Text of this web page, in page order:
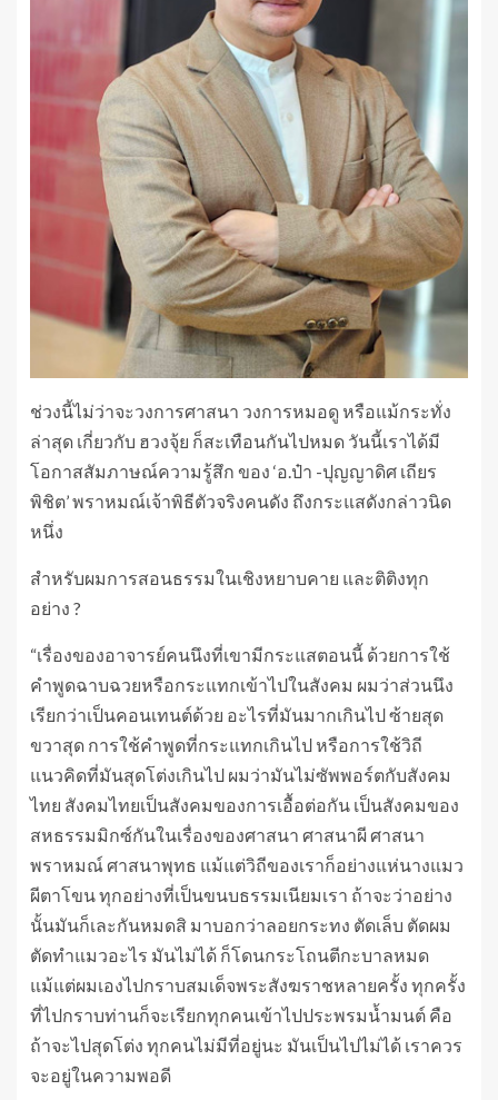
ช่วงนี้ไม่ว่าจะวงการศาสนา วงการหมอดู หรือแม้กระทั่ง
ล่าสุด เกี่ยวกับ ฮวงจุ้ย ก็สะเทือนกันไปหมด วันนี้เราได้มี
โอกาสสัมภาษณ์ความรู้สึก ของ ‘อ.ป๋า -ปุญญาดิศ เถียร
พิชิต’ พราหมณ์เจ้าพิธีตัวจริงคนดัง ถึงกระแสดังกล่าวนิด
หนึ่ง
สำหรับผมการสอนธรรมในเชิงหยาบคาย และติติงทุก
อย่าง ?
“เรื่องของอาจารย์คนนึงที่เขามีกระแสตอนนี้ ด้วยการใช้
คำพูดฉาบฉวยหรือกระแทกเข้าไปในสังคม ผมว่าส่วนนึง
เรียกว่าเป็นคอนเทนต์ด้วย อะไรที่มันมากเกินไป ซ้ายสุด
ขวาสุด การใช้คำพูดที่กระแทกเกินไป หรือการใช้วิถี
แนวคิดที่มันสุดโต่งเกินไป ผมว่ามันไม่ซัพพอร์ตกับสังคม
ไทย สังคมไทยเป็นสังคมของการเอื้อต่อกัน เป็นสังคมของ
สหธรรมมิกซ์กันในเรื่องของศาสนา ศาสนาผี ศาสนา
พราหมณ์ ศาสนาพุทธ แม้แต่วิถีของเราก็อย่างแห่นางแมว
ผีตาโขน ทุกอย่างที่เป็นขนบธรรมเนียมเรา ถ้าจะว่าอย่าง
นั้นมันก็เละกันหมดสิ มาบอกว่าลอยกระทง ตัดเล็บ ตัดผม
ตัดทำแมวอะไร มันไม่ได้ ก็โดนกระโถนตีกะบาลหมด
แม้แต่ผมเองไปกราบสมเด็จพระสังฆราชหลายครั้ง ทุกครั้ง
ที่ไปกราบท่านก็จะเรียกทุกคนเข้าไปประพรมน้ำมนต์ คือ
ถ้าจะไปสุดโต่ง ทุกคนไม่มีที่อยู่นะ มันเป็นไปไม่ได้ เราควร
จะอยู่ในความพอดี